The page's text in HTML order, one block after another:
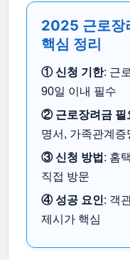
2025 근로장
핵심 정리
① 신청 기한: 근
90일 이내 필수
② 근로장려금 필
명서, 가족관계증
③ 신청 방법 : 홈
직접 방문
④ 성공 요인: 객
제시가 핵심